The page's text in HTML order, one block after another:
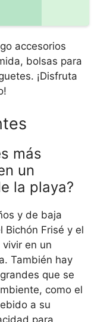
accesorios
bolsas para
¡Disfruta
más
un
la playa?
y de baja
Bichón Frisé y el
vivir en un
También hay
que se
como el
a su
para